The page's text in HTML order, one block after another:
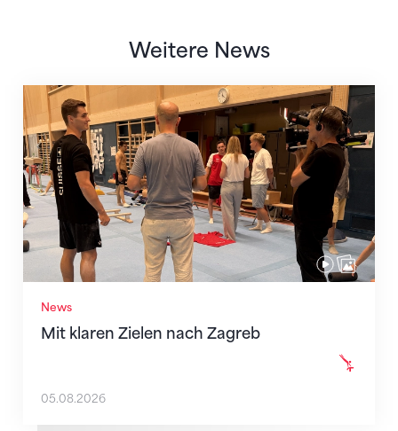
Weitere News
News
Mit klaren Zielen nach Zagreb
Mit klaren Zielen nach Zagreb
05.08.2026